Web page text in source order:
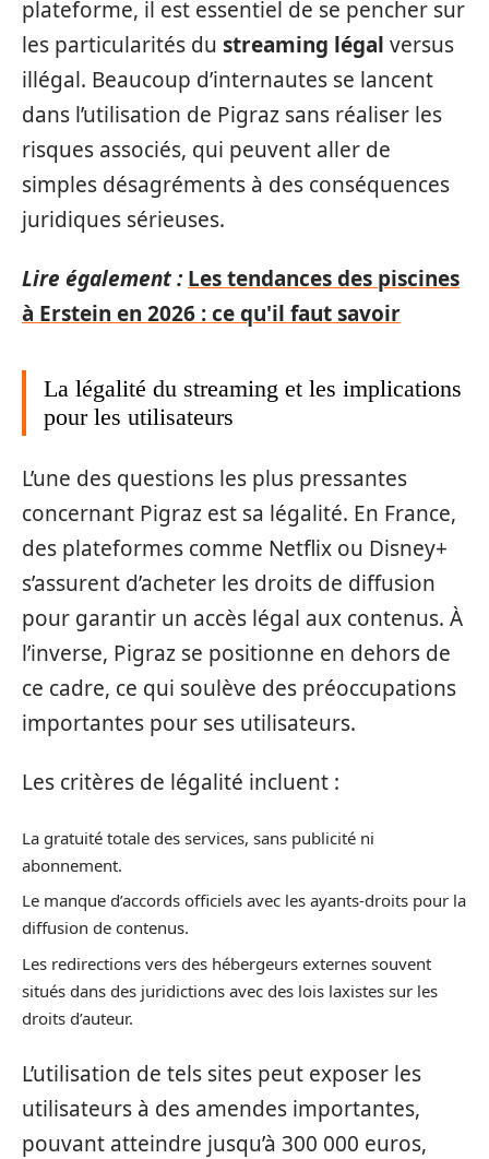
plateforme, il est essentiel de se pencher sur
les particularités du streaming légal versus
illégal. Beaucoup d’internautes se lancent
dans l’utilisation de Pigraz sans réaliser les
risques associés, qui peuvent aller de
simples désagréments à des conséquences
juridiques sérieuses.
Lire également : Les tendances des piscines
à Erstein en 2026 : ce qu'il faut savoir
La légalité du streaming et les implications
pour les utilisateurs
L’une des questions les plus pressantes
concernant Pigraz est sa légalité. En France,
des plateformes comme Netflix ou Disney+
s’assurent d’acheter les droits de diffusion
pour garantir un accès légal aux contenus. À
l’inverse, Pigraz se positionne en dehors de
ce cadre, ce qui soulève des préoccupations
importantes pour ses utilisateurs.
Les critères de légalité incluent :
La gratuité totale des services, sans publicité ni
abonnement.
Le manque d’accords officiels avec les ayants-droits pour la
diffusion de contenus.
Les redirections vers des hébergeurs externes souvent
situés dans des juridictions avec des lois laxistes sur les
droits d’auteur.
L’utilisation de tels sites peut exposer les
utilisateurs à des amendes importantes,
pouvant atteindre jusqu’à 300 000 euros,